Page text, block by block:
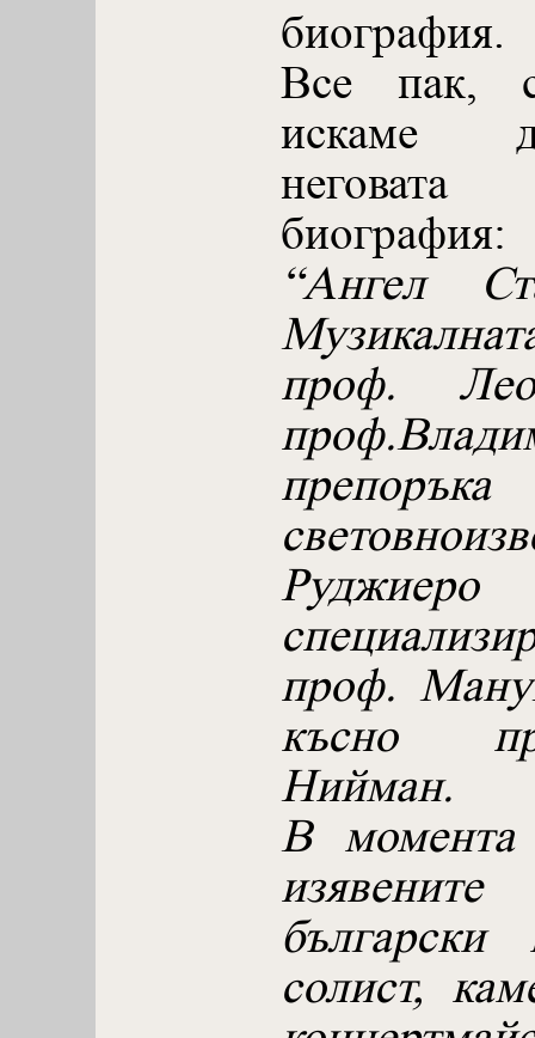
биография.
Все пак,
искаме
биография:
“Ангел
проф.
проф.
късно
Нийман.
В
изявените
български
солист,